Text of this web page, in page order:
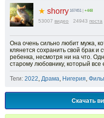
★ shorry 167451 +448
53007 видео 24943 поста
Она очень сильно любит мужа,
клянется сохранить свой брак и
ребенка, несмотря ни на что.
старому любовнику, который
Теги: 2022, Драма, Нигерия,
Скачать